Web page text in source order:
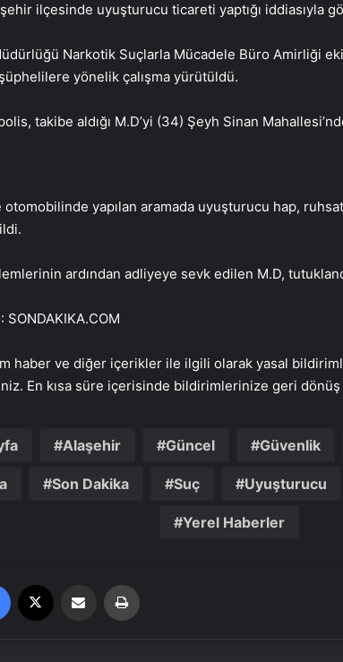
ilçesinde uyuşturucu ticareti yaptığı iddiasıyla
Narkotik Suçlarla Mücadele Büro Amirliği
yönelik çalışma yürütüldü.
takibe aldığı M.D’yi (34) Şeyh Sinan
otomobilinde yapılan aramada uyuşturucu hap,
ardından adliyeye sevk edilen M.D,
SONDAKIKA.COM
haber ve diğer içerikler ile ilgili olarak yasal
En kısa süre içerisinde bildirimlerinize geri dönüş
Alaşehir Güncel Güvenlik
Son Dakika Suç Uyuşturucu
Yerel Haberler
Facebook Email'den paylaş